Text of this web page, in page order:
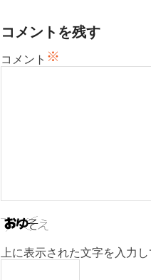
シ
ン
コメントを残す
コメント ※
上に表示された文字を入力し